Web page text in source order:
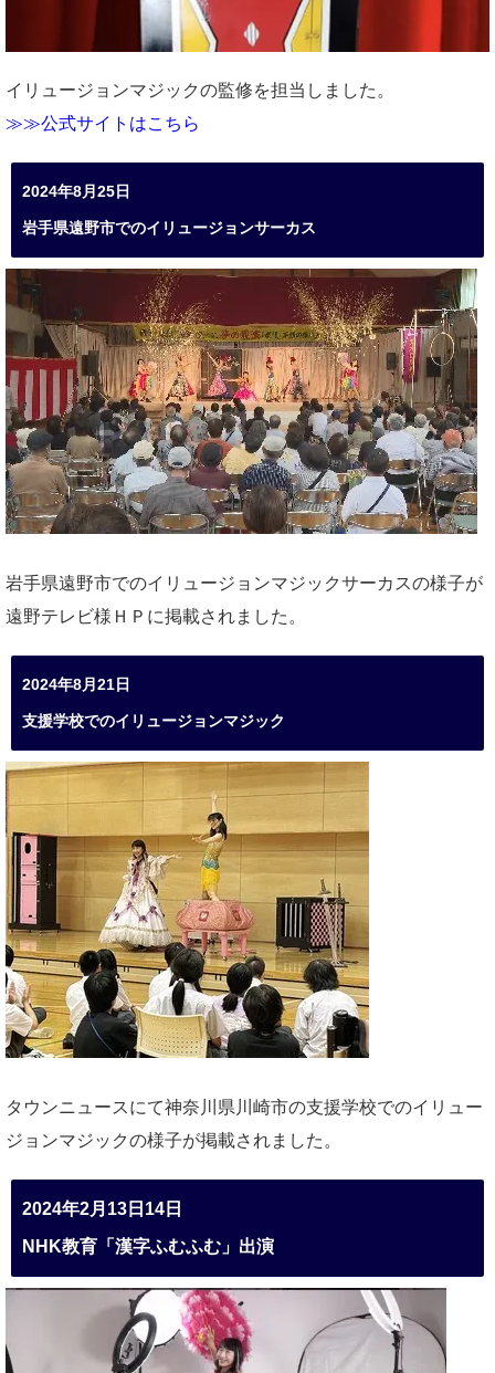
イリュージョンマジックの監修を担当しました。
≫≫公式サイトはこちら
2024年8月25日
岩手県遠野市でのイリュージョンサーカス
岩手県遠野市でのイリュージョンマジックサーカスの様子が
遠野テレビ様ＨＰに掲載されました。
2024年8月21日
支援学校でのイリュージョンマジック
タウンニュースにて神奈川県川崎市の支援学校でのイリュー
ジョンマジックの様子が掲載されました。
2024年2月13日14日
NHK教育「漢字ふむふむ」出演